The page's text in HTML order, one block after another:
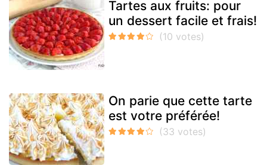
Tartes aux fruits: pour
un dessert facile et frais!
On parie que cette tarte
est votre préférée!